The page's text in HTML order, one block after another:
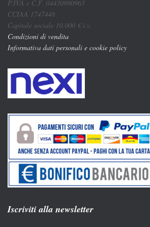
P.IVA e C.F. 04430980963
CCIAA 1747448
Capitale sociale 10.000 € i.v.
Condizioni di vendita
Informativa dati personali e cookie policy
Iscriviti alla newsletter